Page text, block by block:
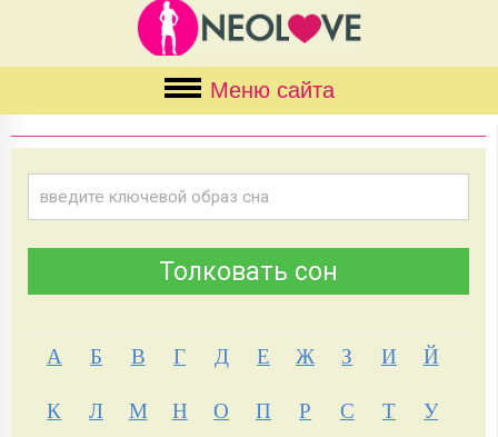
Меню сайта
А Б В Г Д Е Ж З И
Й
К
Л М Н О П Р С Т
У